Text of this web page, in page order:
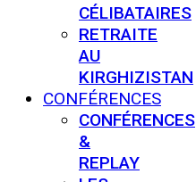
CÉLIBATAIRES
RETRAITE
AU
KIRGHIZISTAN
CONFÉRENCES
CONFÉRENCES
&
REPLAY